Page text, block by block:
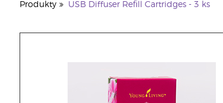
Produkty USB Diffuser Refill Cartridges - 3 ks